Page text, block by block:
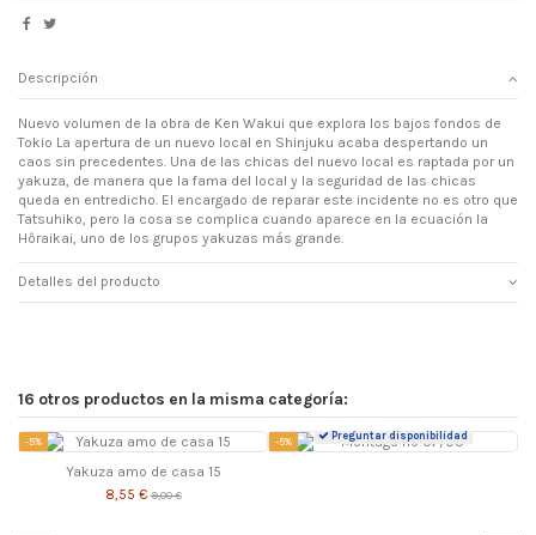
Descripción
Nuevo volumen de la obra de Ken Wakui que explora los bajos fondos de
Tokio La apertura de un nuevo local en Shinjuku acaba despertando un
caos sin precedentes. Una de las chicas del nuevo local es raptada por un
yakuza, de manera que la fama del local y la seguridad de las chicas
queda en entredicho. El encargado de reparar este incidente no es otro que
Tatsuhiko, pero la cosa se complica cuando aparece en la ecuación la
Hôraikai, uno de los grupos yakuzas más grande.
Detalles del producto
16 otros productos en la misma categoría:
-5%
Yakuza amo de casa 15
8,55 €9,00 €
-5% Preguntar disponibilidad